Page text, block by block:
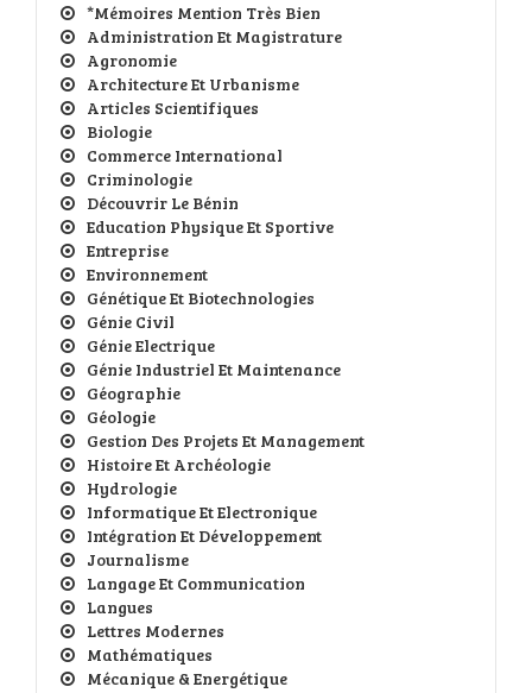
*Mémoires Mention Très Bien
Administration Et Magistrature
Agronomie
Architecture Et Urbanisme
Articles Scientifiques
Biologie
Commerce International
Criminologie
Découvrir Le Bénin
Education Physique Et Sportive
Entreprise
Environnement
Génétique Et Biotechnologies
Génie Civil
Génie Electrique
Génie Industriel Et Maintenance
Géographie
Géologie
Gestion Des Projets Et Management
Histoire Et Archéologie
Hydrologie
Informatique Et Electronique
Intégration Et Développement
Journalisme
Langage Et Communication
Langues
Lettres Modernes
Mathématiques
Mécanique & Energétique